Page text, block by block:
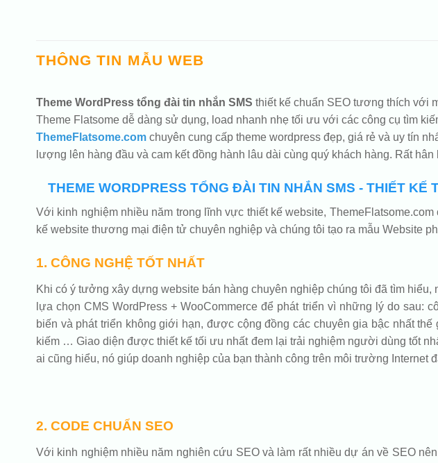
THÔNG TIN MẪU WEB
Theme WordPress tổng đài tin nhắn SMS thiết kế chuẩn SEO tương thích với
Theme Flatsome dễ dàng sử dụng, load nhanh nhẹ tối ưu với các công cụ tìm
ThemeFlatsome.com chuyên cung cấp theme wordpress đẹp, giá rẻ và uy tín
lượng lên hàng đầu và cam kết đồng hành lâu dài cùng quý khách hàng. Rất
THEME WORDPRESS TỔNG ĐÀI TIN NHẮN SMS - THIẾT
Với kinh nghiệm nhiều năm trong lĩnh vực thiết kế website,
kế website thương mại điện tử chuyên nghiệp và chúng tôi tạo ra mẫu Website
1. CÔNG NGHỆ TỐT NHẤT
Khi có ý tưởng xây dựng website bán hàng chuyên nghiệp chúng tôi đã tìm
lựa chọn CMS WordPress + WooCommerce để phát triển vì những lý do
biến và phát triển không giới hạn, được cộng đồng các chuyên gia bậc nhất
kiếm … Giao diện được thiết kế tối ưu nhất đem lại trải nghiệm người dùng tốt
ai cũng hiểu, nó giúp doanh nghiệp của bạn thành công trên môi trường Internet
2. CODE CHUẨN SEO
Với kinh nghiệm nhiều năm nghiên cứu SEO và làm rất nhiều dự án về SEO